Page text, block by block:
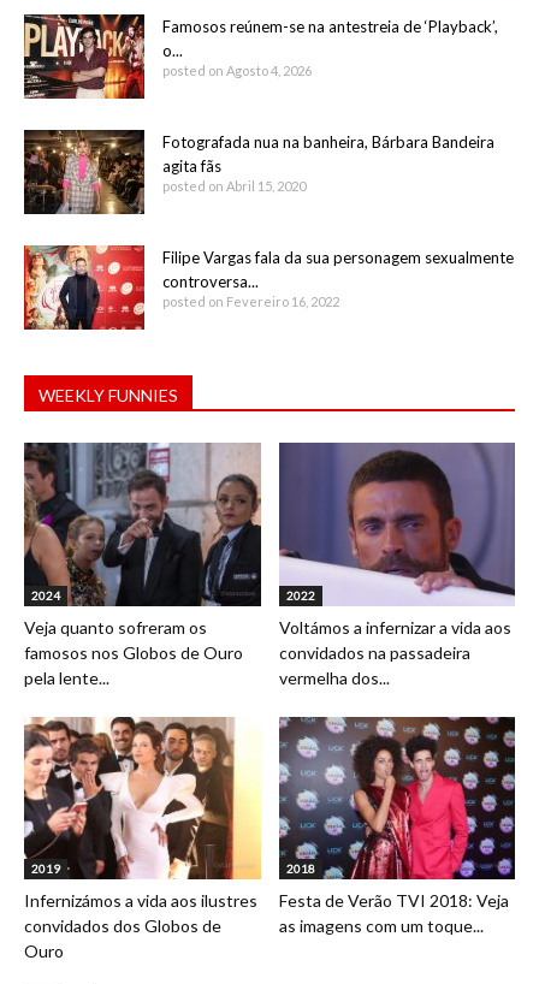
Famosos reúnem-se na antestreia de ‘Playback’,
o...
posted on Agosto 4, 2026
Fotografada nua na banheira, Bárbara Bandeira
agita fãs
posted on Abril 15, 2020
Filipe Vargas fala da sua personagem sexualmente
controversa...
posted on Fevereiro 16, 2022
WEEKLY FUNNIES
2024
Veja quanto sofreram os
famosos nos Globos de Ouro
pela lente...
2022
Voltámos a infernizar a vida aos
convidados na passadeira
vermelha dos...
2019
Infernizámos a vida aos ilustres
convidados dos Globos de
Ouro
2018
Festa de Verão TVI 2018: Veja
as imagens com um toque...